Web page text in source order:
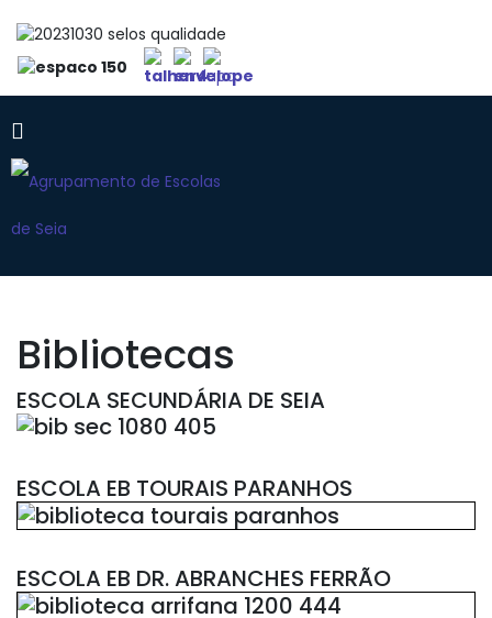
Bibliotecas
ESCOLA SECUNDÁRIA DE SEIA
ESCOLA EB TOURAIS PARANHOS
ESCOLA EB DR. ABRANCHES FERRÃO